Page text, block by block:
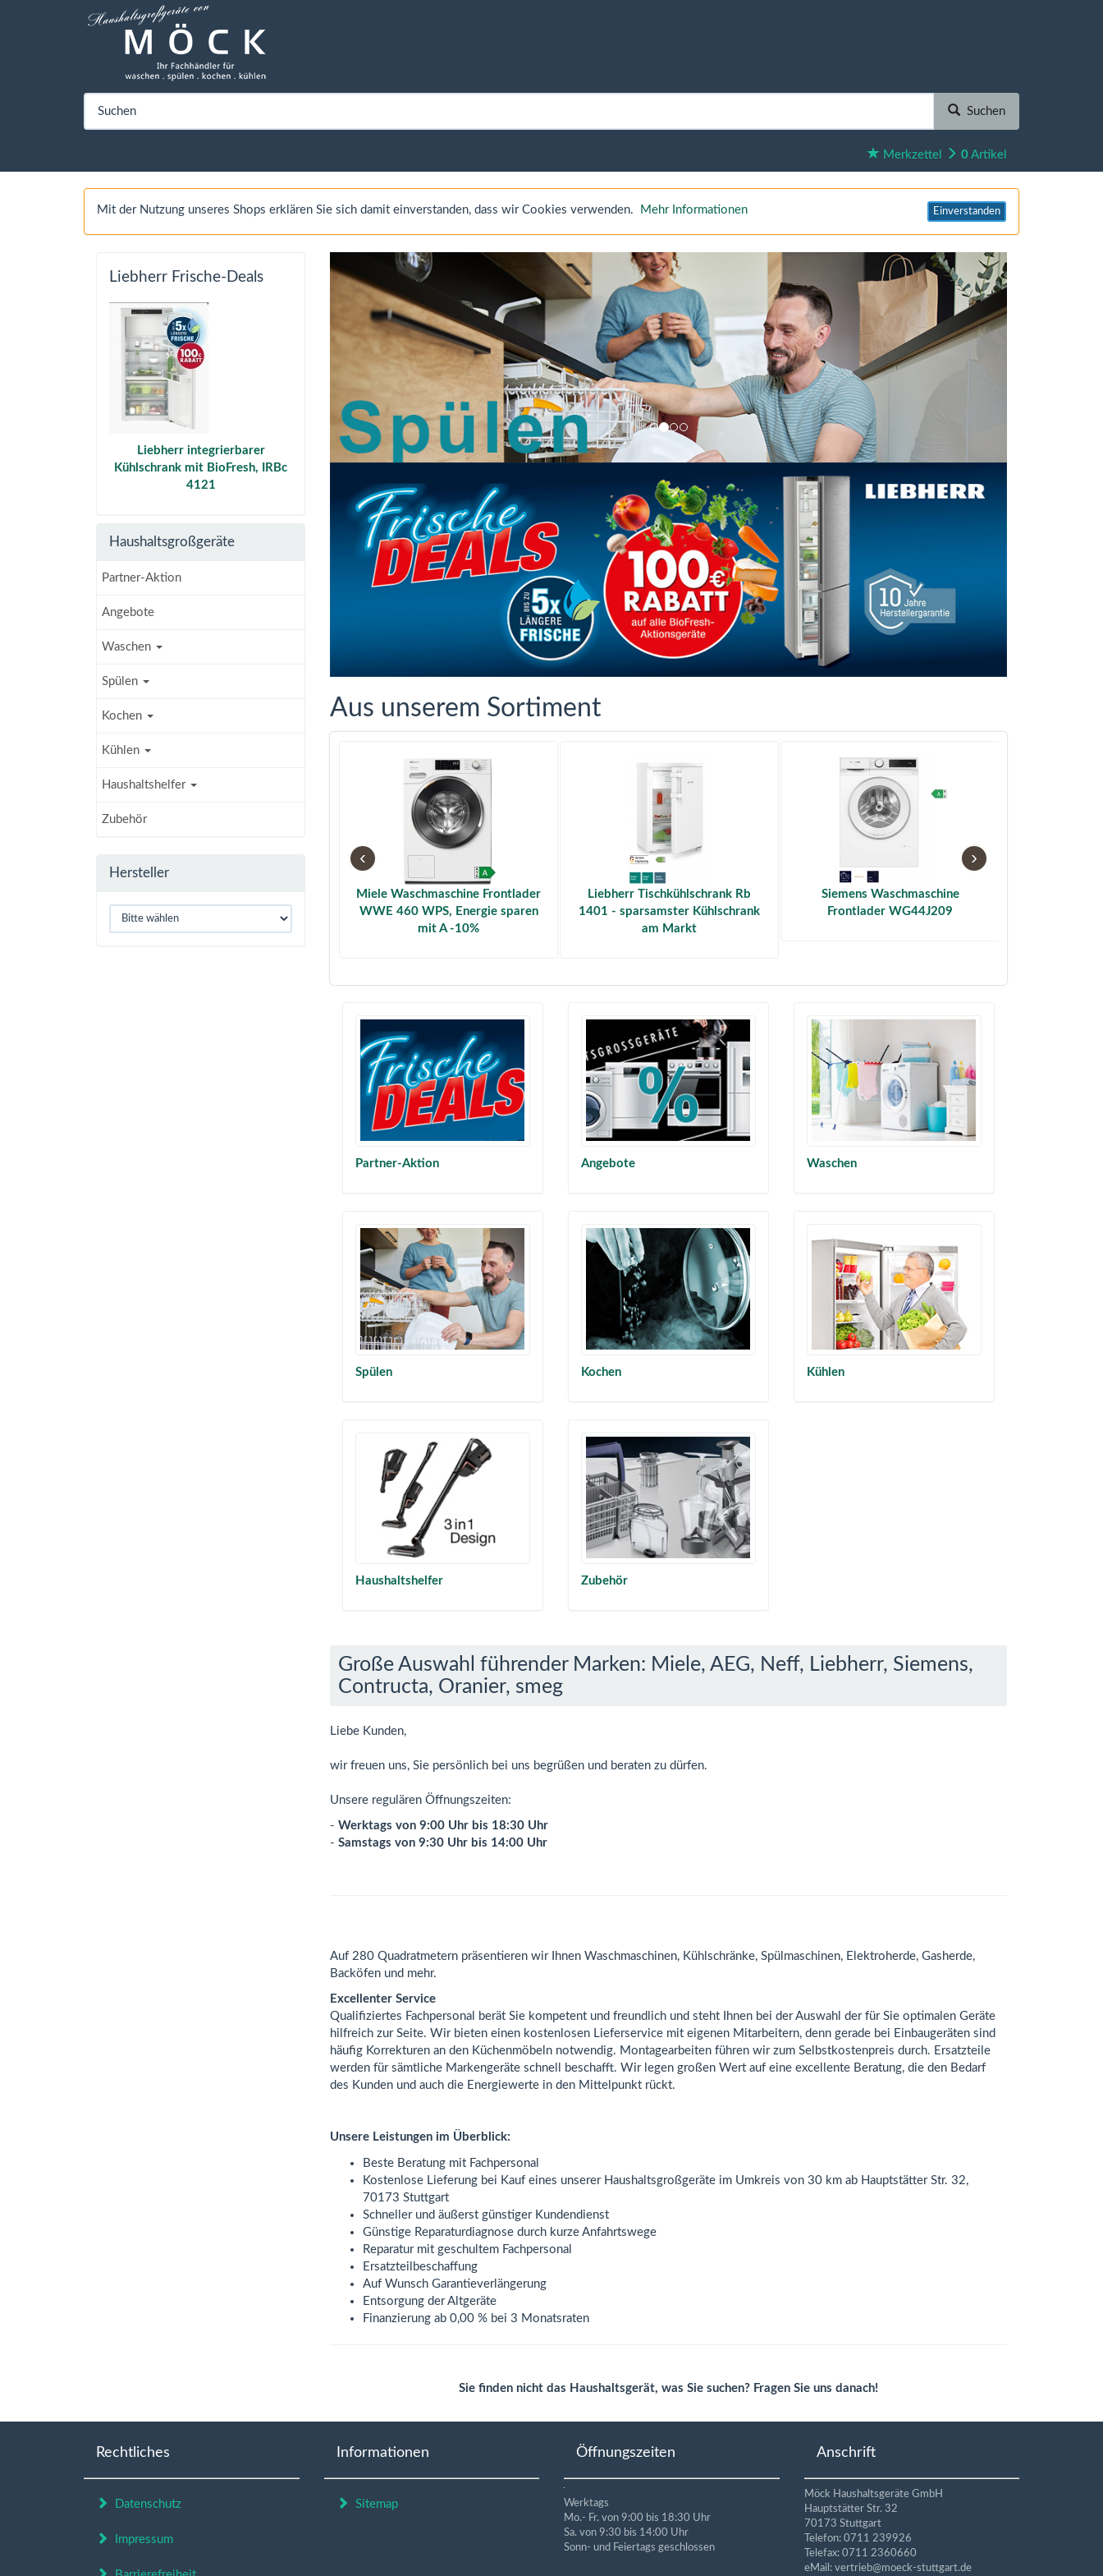
Suchen
Merkzettel 0 Artikel
Mit der Nutzung unseres Shops erklären Sie sich damit einverstanden, dass wir Cookies verwenden. Mehr Informationen Einverstanden
Liebherr Frische-Deals
Liebherr integrierbarer
Kühlschrank mit BioFresh, IRBc
4121
Haushaltsgroßgeräte
Partner-Aktion
Angebote
Waschen
Spülen
Kochen
Kühlen
Haushaltshelfer
Zubehör
Hersteller
Aus unserem Sortiment
Miele Waschmaschine Frontlader
WWE 460 WPS, Energie sparen
mit A -10%
Liebherr Tischkühlschrank Rb
1401 - sparsamster Kühlschrank
am Markt
Siemens Waschmaschine
Frontlader WG44J209
‹ ›
Partner-Aktion Angebote Waschen
Spülen Kochen Kühlen
Haushaltshelfer Zubehör
Große Auswahl führender Marken: Miele, AEG, Neff, Liebherr, Siemens,
Contructa, Oranier, smeg
Liebe Kunden,
wir freuen uns, Sie persönlich bei uns begrüßen und beraten zu dürfen.
Unsere regulären Öffnungszeiten:
- Werktags von 9:00 Uhr bis 18:30 Uhr
- Samstags von 9:30 Uhr bis 14:00 Uhr
Auf 280 Quadratmetern präsentieren wir Ihnen Waschmaschinen, Kühlschränke, Spülmaschinen, Elektroherde, Gasherde,
Backöfen und mehr.
Excellenter Service
Qualifiziertes Fachpersonal berät Sie kompetent und freundlich und steht Ihnen bei der Auswahl der für Sie optimalen Geräte
hilfreich zur Seite. Wir bieten einen kostenlosen Lieferservice mit eigenen Mitarbeitern, denn gerade bei Einbaugeräten sind
häufig Korrekturen an den Küchenmöbeln notwendig. Montagearbeiten führen wir zum Selbstkostenpreis durch. Ersatzteile
werden für sämtliche Markengeräte schnell beschafft. Wir legen großen Wert auf eine excellente Beratung, die den Bedarf
des Kunden und auch die Energiewerte in den Mittelpunkt rückt.
Unsere Leistungen im Überblick:
Beste Beratung mit Fachpersonal
Kostenlose Lieferung bei Kauf eines unserer Haushaltsgroßgeräte im Umkreis von 30 km ab Hauptstätter Str. 32,
70173 Stuttgart
Schneller und äußerst günstiger Kundendienst
Günstige Reparaturdiagnose durch kurze Anfahrtswege
Reparatur mit geschultem Fachpersonal
Ersatzteilbeschaffung
Auf Wunsch Garantieverlängerung
Entsorgung der Altgeräte
Finanzierung ab 0,00 % bei 3 Monatsraten
Sie finden nicht das Haushaltsgerät, was Sie suchen? Fragen Sie uns danach!
Rechtliches
Datenschutz
Impressum
Informationen
Sitemap
Öffnungszeiten
Werktags
Mo.- Fr. von 9:00 bis 18:30 Uhr
Sa. von 9:30 bis 14:00 Uhr
Sonn- und Feiertags geschlossen
Anschrift
Möck Haushaltsgeräte GmbH
Hauptstätter Str. 32
70173 Stuttgart
Telefon: 0711 239926
Telefax: 0711 2360660
eMail: vertrieb@moeck-stuttgart.de